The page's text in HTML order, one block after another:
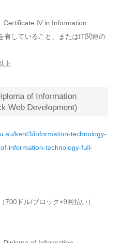
Certificate IV in Information
有していること、またはIT関連の
上
of Information
Web Development)
kent3/information-technology-
information-technology-full-
700ドル/ブロック×9回払い）